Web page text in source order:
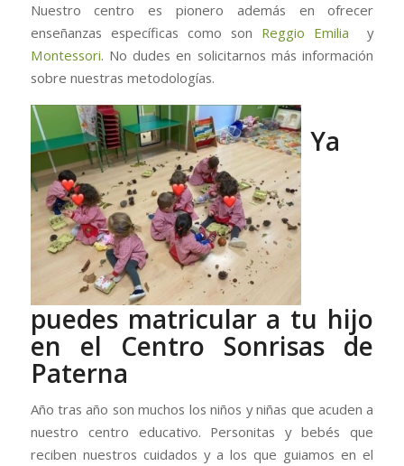
Nuestro centro es pionero además en ofrecer
enseñanzas específicas como son Reggio Emilia y
Montessori. No dudes en solicitarnos más información
sobre nuestras metodologías.
Ya
puedes matricular a tu hijo
en el Centro Sonrisas de
Paterna
Año tras año son muchos los niños y niñas que acuden a
nuestro centro educativo. Personitas y bebés que
reciben nuestros cuidados y a los que guiamos en el